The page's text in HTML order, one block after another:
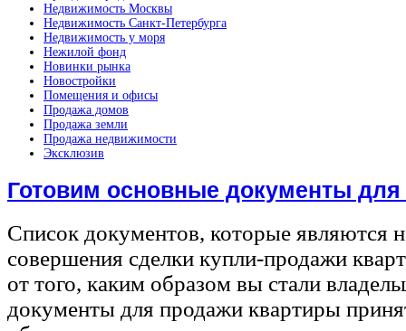
Недвижимость Москвы
Недвижимость Санкт-Петербурга
Недвижимость у моря
Нежилой фонд
Новинки рынка
Новостройки
Помещения и офисы
Продажа домов
Продажа земли
Продажа недвижимости
Эксклюзив
Готовим основные документы
Список документов, которые являются
совершения сделки купли-продажи
от того, каким образом вы стали
документы для продажи квартиры